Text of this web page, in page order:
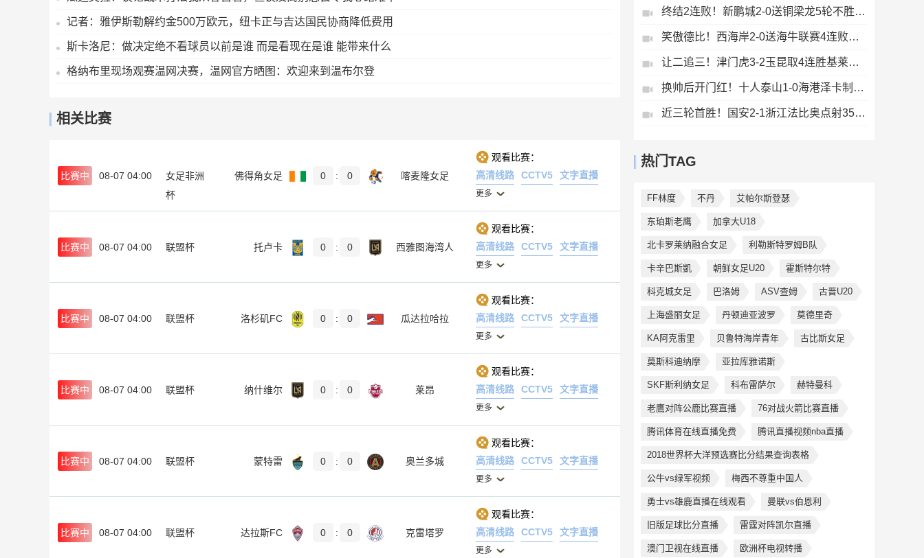
记者：雅伊斯勒解约金500万欧元，纽卡正与吉达国民协商降低费用
斯卡洛尼：做决定绝不看球员以前是谁 而是看现在是谁 能带来什么
格纳布里现场观赛温网决赛，温网官方晒图：欢迎来到温布尔登
相关比赛
比赛中 08-07 04:00
女足非洲
杯
佛得角女足 0 : 0 喀麦隆女足
观看比赛：
高清线路
CCTV5 文字直播
更多
比赛中 08-07 04:00 联盟杯 托卢卡 0 : 0 西雅图海湾人
观看比赛：
高清线路
CCTV5 文字直播
更多
比赛中 08-07 04:00 联盟杯 洛杉矶FC 0 : 0 瓜达拉哈拉
观看比赛：
高清线路
CCTV5 文字直播
更多
比赛中 08-07 04:00 联盟杯 纳什维尔 0 : 0 莱昂
观看比赛：
高清线路
CCTV5 文字直播
更多
比赛中 08-07 04:00 联盟杯 蒙特雷 0 : 0 奥兰多城
观看比赛：
高清线路
CCTV5 文字直播
更多
比赛中 08-07 04:00 联盟杯 达拉斯FC 0 : 0 克雷塔罗
观看比赛：
高清线路
CCTV5 文字直播
更多
终结2连败！新鹏城2-0送铜梁龙5轮不胜37岁姜至鹏破门韦斯利建功
笑傲德比！西海岸2-0送海牛联赛4连败海牛仍垫底西海岸升至第二
让二追三！津门虎3-2玉昆取4连胜基莱斯读秒绝杀萨尔瓦多破门
换帅后开门红！十人泰山1-0海港泽卡制胜于金永扑点海港三球被吹
近三轮首胜！国安2-1浙江法比奥点射35岁张稀哲制胜王钰栋送助攻
热门TAG
FF林度 不丹 艾帕尔斯登瑟
东珀斯老鹰 加拿大U18
北卡罗莱纳融合女足 利勒斯特罗姆B队
卡辛巴斯凱 朝鲜女足U20 霍斯特尔特
科克城女足 巴洛姆 ASV查姆 古晋U20
上海盛丽女足 丹顿迪亚波罗 莫德里奇
KA阿克雷里 贝鲁特海岸青年 古比斯女足
莫斯科迪纳摩 亚拉库雅诺斯
SKF斯利纳女足 科布雷萨尔 赫特曼科
老鷹对阵公鹿比赛直播 76对战火箭比赛直播
腾讯体育在线直播免费 腾讯直播视频nba直播
2018世界杯大洋预选赛比分结果查询表格
公牛vs绿军视频 梅西不尊重中国人
勇士vs雄鹿直播在线观看 曼联vs伯恩利
旧版足球比分直播 雷霆对阵凯尔直播
澳门卫视在线直播 欧洲杯电视转播